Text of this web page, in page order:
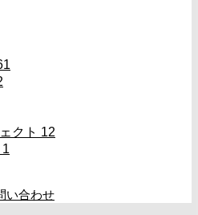
クト 12
1
い合わせ